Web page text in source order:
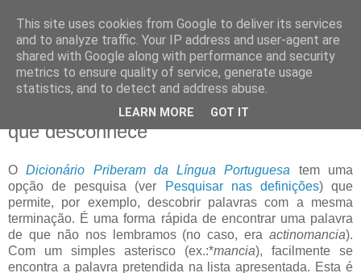
Blogue da Priberam
quarta-feira, 10 de março de 2010
Não negue à partida uma adivinhação
que desconhece
ODicionário Priberam da Língua Portuguesa
tem uma
opção de pesquisa (ver
Pesquisar nas definições) que
permite, por exemplo, descobrir palavras com a mesma
terminação. É uma forma rápida de encontrar uma palavra
de que não nos lembramos (no caso, era actinomancia).
Com um simples asterisco (ex.:*mancia), facilmente se
encontra a palavra pretendida na lista apresentada. Esta é
This site uses cookies from Google to deliver its services
and to analyze traffic. Your IP address and user-agent are
shared with Google along with performance and security
metrics to ensure quality of service, generate usage
statistics, and to detect and address abuse.
LEARN MORE GOT IT